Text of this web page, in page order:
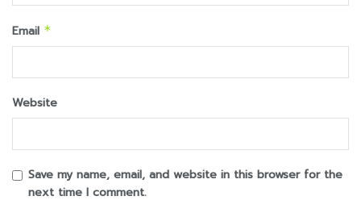
Email *
Website
Save my name, email, and website in this browser for the
next time I comment.